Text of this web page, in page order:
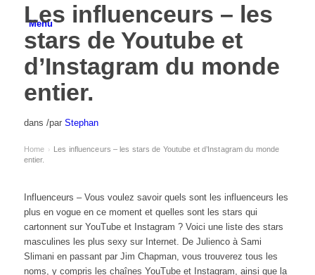
Menu
Les influenceurs – les
stars de Youtube et
d’Instagram du monde
entier.
dans /par Stephan
Home › Les influenceurs – les stars de Youtube et d’Instagram du monde
entier.
Influenceurs – Vous voulez savoir quels sont les influenceurs les
plus en vogue en ce moment et quelles sont les stars qui
cartonnent sur YouTube et Instagram ? Voici une liste des stars
masculines les plus sexy sur Internet. De Julienco à Sami
Slimani en passant par Jim Chapman, vous trouverez tous les
noms, y compris les chaînes YouTube et Instagram, ainsi que la